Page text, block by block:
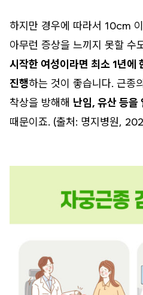
하지만 경우에 따라서 10cm
아무런 증상을 느끼지 못할 수
시작한 여성이라면 최소 1년에
진행하는 것이 좋습니다. 근종
착상을 방해해 난임, 유산 등을
때문이죠. (출처: 명지병원,